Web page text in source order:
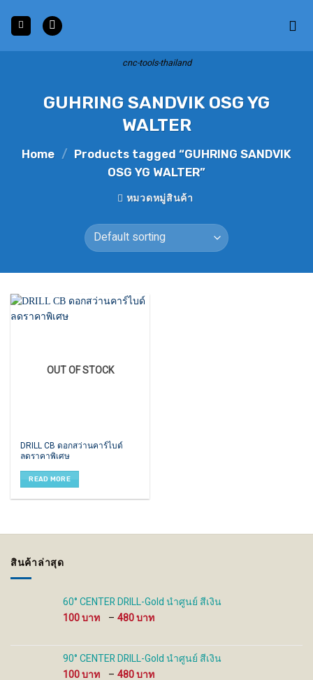
content
cnc-tools-thailand
GUHRING SANDVIK OSG YG
WALTER
Home / Products tagged “GUHRING SANDVIK
OSG YG WALTER”
หมวดหมู่สินค้า
OUT OF STOCK
DRILL CB ดอกสว่านคาร์ไบด์
ลดราคาพิเศษ
READ MORE
สินค้าล่าสุด
60° CENTER DRILL-Gold นำศูนย์ สีเงิน
100
– 480
100 ฿
through
480 ฿
90° CENTER DRILL-Gold นำศูนย์ สีเงิน
100
– 480